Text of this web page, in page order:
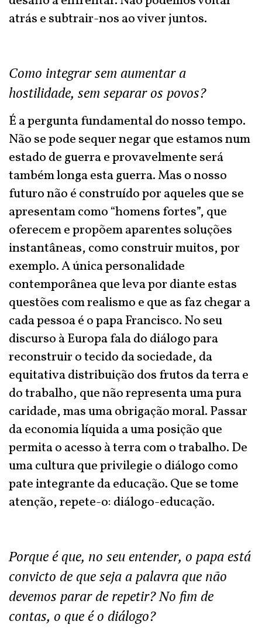
atrás e subtrair-nos ao viver juntos.
Como integrar sem aumentar a
hostilidade, sem separar os povos?
É a pergunta fundamental do nosso tempo.
Não se pode sequer negar que estamos num
estado de guerra e provavelmente será
também longa esta guerra. Mas o nosso
futuro não é construído por aqueles que se
apresentam como “homens fortes”, que
oferecem e propõem aparentes soluções
instantâneas, como construir muitos, por
exemplo. A única personalidade
contemporânea que leva por diante estas
questões com realismo e que as faz chegar a
cada pessoa é o papa Francisco. No seu
discurso à Europa fala do diálogo para
reconstruir o tecido da sociedade, da
equitativa distribuição dos frutos da terra e
do trabalho, que não representa uma pura
caridade, mas uma obrigação moral. Passar
da economia líquida a uma posição que
permita o acesso à terra com o trabalho. De
uma cultura que privilegie o diálogo como
pate integrante da educação. Que se tome
atenção, repete-o: diálogo-educação.
Porque é que, no seu entender, o papa está
convicto de que seja a palavra que não
devemos parar de repetir? No fim de
contas, o que é o diálogo?